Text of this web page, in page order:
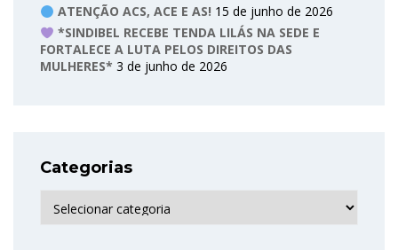
ATENÇÃO ACS, ACE E AS! 15 de junho de 2026
*SINDIBEL RECEBE TENDA LILÁS NA SEDE E
FORTALECE A LUTA PELOS DIREITOS DAS
MULHERES* 3 de junho de 2026
Categorias
Categorias